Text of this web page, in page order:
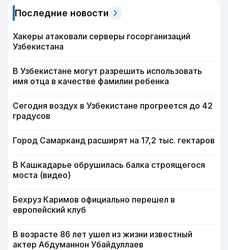
Последние новости
Хакеры атаковали серверы госорганизаций
Узбекистана
В Узбекистане могут разрешить использовать
имя отца в качестве фамилии ребенка
Сегодня воздух в Узбекистане прогреется до 42
градусов
Город Самарканд расширят на 17,2 тыс. гектаров
В Кашкадарье обрушилась балка строящегося
моста (видео)
Бехруз Каримов официально перешел в
европейский клуб
В возрасте 86 лет ушел из жизни известный
актер Абдуманнон Убайдуллаев